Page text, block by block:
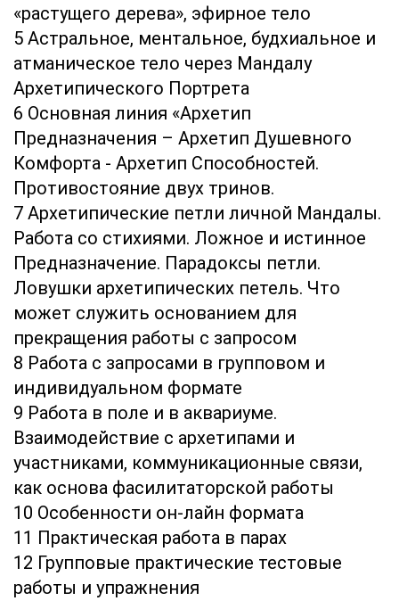
«растущего дерева», эфирное тело
5 Астральное, ментальное, будхиальное и
атманическое тело через Мандалу
Архетипического Портрета
6 Основная линия «Архетип
Предназначения – Архетип Душевного
Комфорта - Архетип Способностей.
Противостояние двух тринов.
7 Архетипические петли личной Мандалы.
Работа со стихиями. Ложное и истинное
Предназначение. Парадоксы петли.
Ловушки архетипических петель. Что
может служить основанием для
прекращения работы с запросом
8 Работа с запросами в групповом и
индивидуальном формате
9 Работа в поле и в аквариуме.
Взаимодействие с архетипами и
участниками, коммуникационные связи,
как основа фасилитаторской работы
10 Особенности он-лайн формата
11 Практическая работа в парах
12 Групповые практические тестовые
работы и упражнения